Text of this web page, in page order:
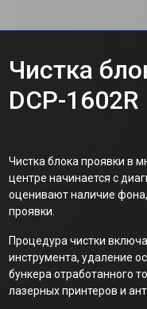
Чистка
DCP-
Чистка блока проявки в
центре начинается с
оценивают наличие
проявки.
Процедура чистки
инструмента, удаление
бункера отработанного
лазерных принтеров и